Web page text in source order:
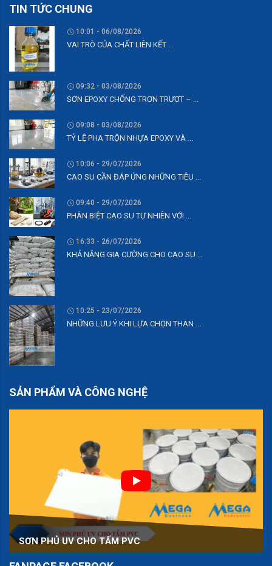
TIN TỨC CHUNG
10:01 - 06/08/2026
VAI TRÒ CỦA CHẤT LIÊN KẾT ...
09:32 - 03/08/2026
SƠN EPOXY CHỐNG TRƠN TRƯỢT – ...
09:08 - 03/08/2026
TỶ LỆ PHA TRỘN NHỰA EPOXY VÀ ...
10:06 - 29/07/2026
CAO SU CẦN ĐÁP ỨNG NHỮNG TIÊU ...
09:40 - 29/07/2026
PHÂN BIỆT CAO SU TỰ NHIÊN VỚI ...
16:33 - 26/07/2026
KHẢ NĂNG GIA CƯỜNG CHO CAO SU ...
10:25 - 23/07/2026
NHỮNG LƯU Ý KHI LỰA CHỌN THAN ...
SẢN PHẨM VÀ CÔNG NGHỆ
SƠN PHỦ UV CHO TẤM PVC